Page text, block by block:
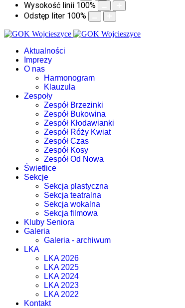
Wysokość linii 100%
Odstęp liter 100%
Aktualności
Imprezy
O nas
Harmonogram
Klauzula
Zespoły
Zespół Brzezinki
Zespół Bukowina
Zespół Kłodawianki
Zespół Róży Kwiat
Zespół Czas
Zespół Kosy
Zespół Od Nowa
Świetlice
Sekcje
Sekcja plastyczna
Sekcja teatralna
Sekcja wokalna
Sekcja filmowa
Kluby Seniora
Galeria
Galeria - archiwum
LKA
LKA 2026
LKA 2025
LKA 2024
LKA 2023
LKA 2022
Kontakt